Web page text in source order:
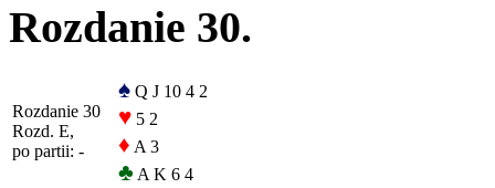
Rozdanie 30.
Rozdanie 30
Rozd. E,
po partii: -
♠ Q J 10 4 2
♥ 5 2
♦ A 3
♣ A K 6 4